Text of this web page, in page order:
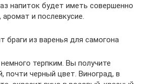
напиток будет иметь совершенно
и послевкусие.
из варенья для самогона
терпким. Вы получите
почти черный цвет. Виноград, в